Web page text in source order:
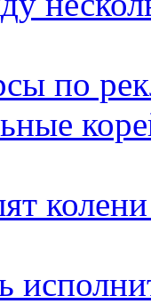
по